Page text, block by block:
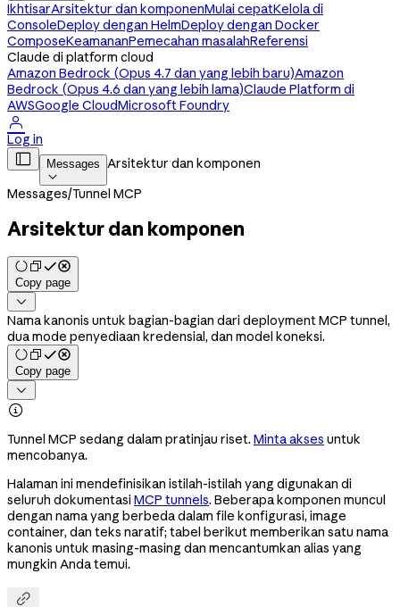
IkhtisarArsitektur dan komponenMulai cepatKelola di
ConsoleDeploy dengan HelmDeploy dengan Docker
ComposeKeamananPemecahan masalahReferensi
Claude di platform cloud
Amazon Bedrock (Opus 4.7 dan yang lebih baru)Amazon
Bedrock (Opus 4.6 dan yang lebih lama)Claude Platform di
AWSGoogle CloudMicrosoft Foundry

Log in
 Messages

Arsitektur dan komponen
Messages/Tunnel MCP
Arsitektur dan komponen
Copy page

Nama kanonis untuk bagian-bagian dari deployment MCP tunnel,
dua mode penyediaan kredensial, dan model koneksi.
Copy page


Tunnel MCP sedang dalam pratinjau riset. Minta akses untuk
mencobanya.
Halaman ini mendefinisikan istilah-istilah yang digunakan di
seluruh dokumentasi MCP tunnels. Beberapa komponen muncul
dengan nama yang berbeda dalam file konfigurasi, image
container, dan teks naratif; tabel berikut memberikan satu nama
kanonis untuk masing-masing dan mencantumkan alias yang
mungkin Anda temui.
